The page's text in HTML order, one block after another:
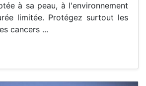
à sa peau, à l'environnement
limitée. Protégez surtout les
cancers ...